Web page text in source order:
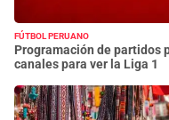
FÚTBOL PERUANO
Programación de partidos
canales para ver la Liga 1